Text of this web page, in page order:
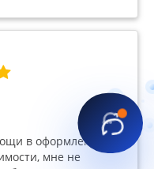
в оформлении
мне не